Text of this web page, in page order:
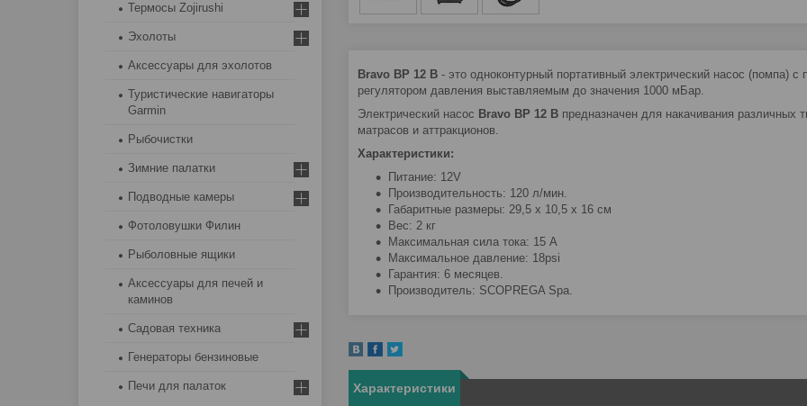
Bravo BP 12 B - это одноконтурный портативный электрический насос (помпа)
регулятором давления выставляемым до значения 1000 мБар.
Электрический насос Bravo BP 12 B предназначен для накачивания
матрасов и аттракционов.
Характеристики:
Питание: 12V
Производительность: 120 л/мин.
Габаритные размеры: 29,5 х 10,5 х 16 см
Вес: 2 кг
Максимальная сила тока: 15 А
Максимальное давление: 18psi
Гарантия: 6 месяцев.
Производитель: SCOPREGA Spa.
Характеристики
Термосы Zojirushi
Эхолоты
Аксессуары для эхолотов
Туристические навигаторы
Garmin
Рыбочистки
Зимние палатки
Подводные камеры
Фотоловушки Филин
Рыболовные ящики
Аксессуары для печей и
каминов
Садовая техника
Генераторы бензиновые
Печи для палаток